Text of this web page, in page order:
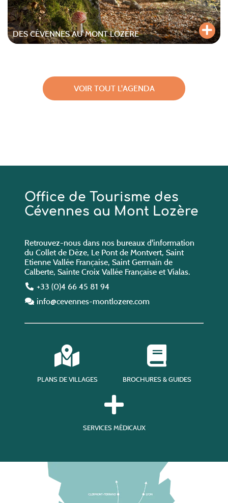
DES CÉVENNES AU MONT LOZÈRE
VOIR TOUT L'AGENDA
Office de Tourisme des
Cévennes au Mont Lozère
Retrouvez-nous dans nos bureaux d'information
du Collet de Dèze, Le Pont de Montvert, Saint
Etienne Vallée Française, Saint Germain de
Calberte, Sainte Croix Vallée Française et Vialas.
+33 (0)4 66 45 81 94
info@cevennes-montlozere.com
PLANS DE VILLAGES BROCHURES & GUIDES
SERVICES MÉDICAUX